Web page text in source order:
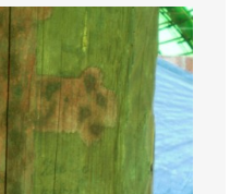
v Choceradech z.s.
4
614